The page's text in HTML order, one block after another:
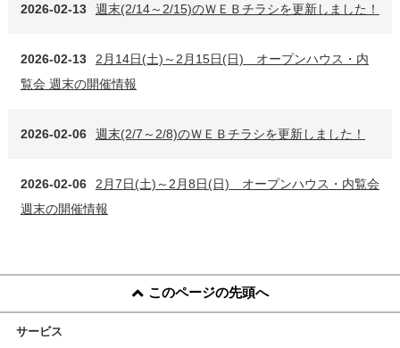
2026-02-13 週末(2/14～2/15)のＷＥＢチラシを更新しました！
2026-02-13
2月14日(土)～2月15日(日) オープンハウス・内
覧会 週末の開催情報
2026-02-06 週末(2/7～2/8)のＷＥＢチラシを更新しました！
2026-02-06
2月7日(土)～2月8日(日) オープンハウス・内覧会
週末の開催情報
このページの先頭へ
サービス